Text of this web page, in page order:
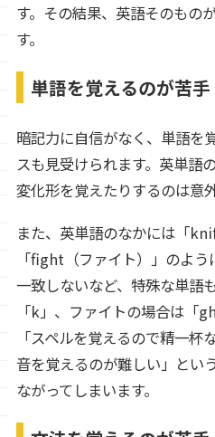
す。その結果、英語そのもの
す。
単語を覚えるのが苦手
暗記力に自信がなく、単語を
スも見受けられます。英単語
変化形を覚えたりするのは意
また、英単語のなかには「
「fight（ファイト）」のよ
一致しないなど、特殊な単語
「k」、ファイトの場合は「
「スペルを覚えるので精一
音を覚えるのが難しい」とい
ながってしまいます。